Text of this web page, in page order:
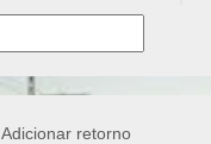
Adicionar retorno